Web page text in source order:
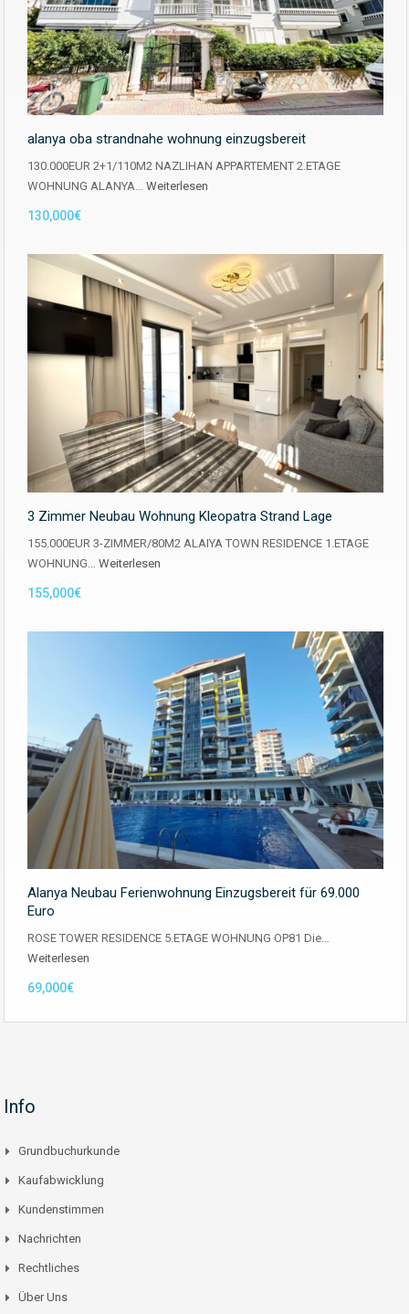
alanya oba strandnahe wohnung einzugsbereit
130.000EUR 2+1/110M2 NAZLIHAN APPARTEMENT 2.ETAGE
WOHNUNG ALANYA… Weiterlesen
130,000€
3 Zimmer Neubau Wohnung Kleopatra Strand Lage
155.000EUR 3-ZIMMER/80M2 ALAIYA TOWN RESIDENCE 1.ETAGE
WOHNUNG… Weiterlesen
155,000€
Alanya Neubau Ferienwohnung Einzugsbereit für 69.000
Euro
ROSE TOWER RESIDENCE 5.ETAGE WOHNUNG OP81 Die…
Weiterlesen
69,000€
Info
Grundbuchurkunde
Kaufabwicklung
Kundenstimmen
Nachrichten
Rechtliches
Über Uns